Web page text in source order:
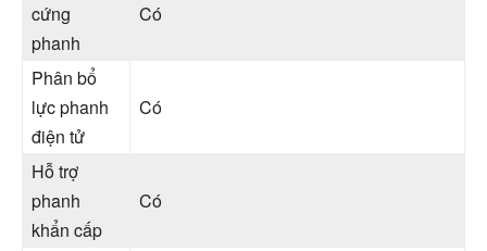
cứng
phanh
Có
Phân bổ
lực phanh
điện tử
Có
Hỗ trợ
phanh
khẩn cấp
Có